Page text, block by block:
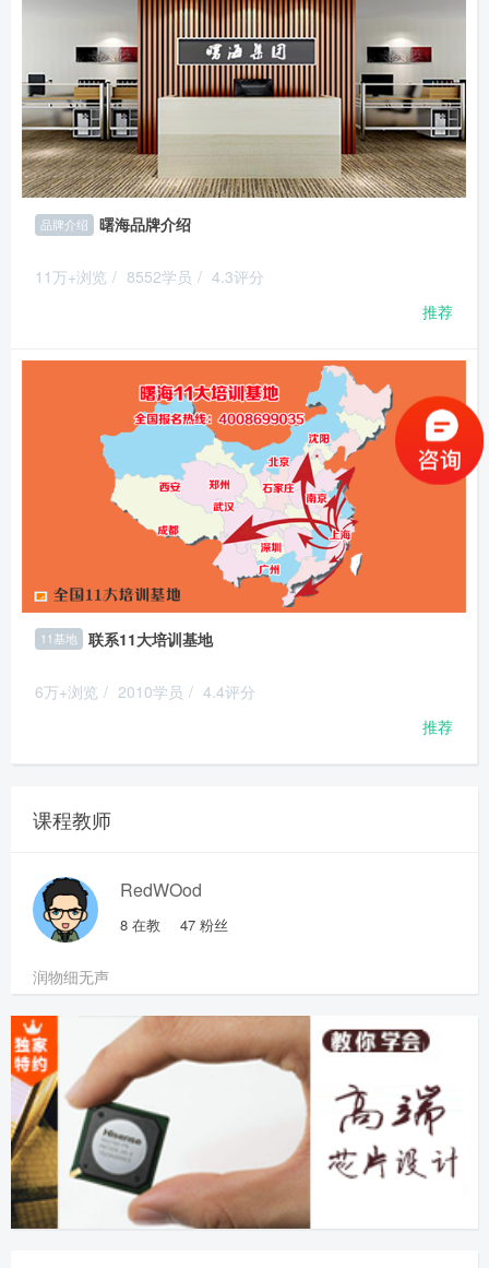
品牌介绍 曙海品牌介绍
11万+浏览 / 8552学员 / 4.3评分
推荐
11基地 联系11大培训基地
6万+浏览 / 2010学员 / 4.4评分
推荐
课程教师
RedWOod
8 在教 47 粉丝
润物细无声